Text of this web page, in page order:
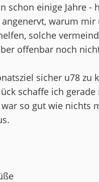
schon einige Jahre -
warum
solche
offenbar noch
sicher u78
schaffe ich
so gut wie nichts